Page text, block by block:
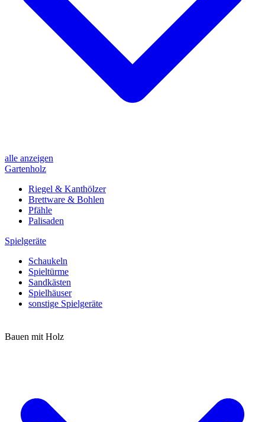
alle anzeigen
Gartenholz
Riegel & Kanthölzer
Brettware & Bohlen
Pfähle
Palisaden
Spielgeräte
Schaukeln
Spieltürme
Sandkästen
Spielhäuser
sonstige Spielgeräte
Bauen mit Holz